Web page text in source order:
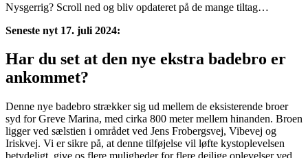
Nysgerrig? Scroll ned og bliv opdateret på de mange tiltag…
Seneste nyt 17. juli 2024:
Har du set at den nye ekstra badebro er
ankommet?
Denne nye badebro strækker sig ud mellem de eksisterende broer
syd for Greve Marina, med cirka 800 meter mellem hinanden. Broen
ligger ved sælstien i området ved Jens Frobergsvej, Vibevej og
Iriskvej. Vi er sikre på, at denne tilføjelse vil løfte kystoplevelsen